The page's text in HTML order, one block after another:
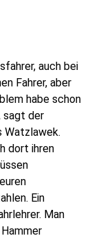
auch bei
Fahrer, aber
habe schon
sagt der
Watzlawek.
dort ihren
Ein
Man